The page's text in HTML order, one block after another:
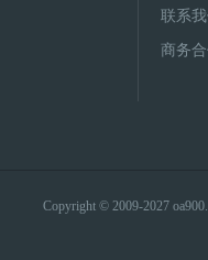
联系
商务
Copyright © 2009-2027